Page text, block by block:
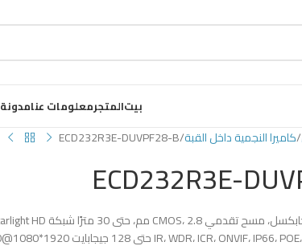
بيتالمتجرمعلومات عنامدونة
كاميرا النجمية داخل القبة ECD232R3E-DUVPF28-B
ECD232R3E-